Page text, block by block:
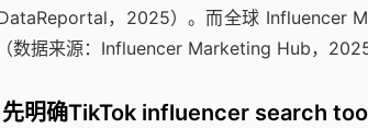
，2025）。而全球 Influencer
数据来源：Influencer Marketing Hub，2025
先明确TikTok influencer search